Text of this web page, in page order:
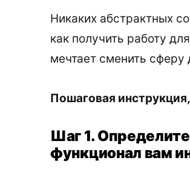
Никаких абстрактных
как получить работу
мечтает сменить сферу
Пошаговая
Шаг 1.
функционал вам